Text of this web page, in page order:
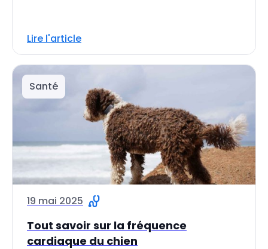
Lire l'article
Santé
19 mai 2025
Tout savoir sur la fréquence
cardiaque du chien